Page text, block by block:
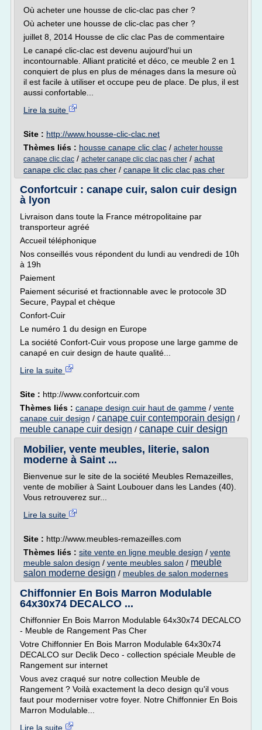
Où acheter une housse de clic-clac pas cher ?
Où acheter une housse de clic-clac pas cher ?
juillet 8, 2014 Housse de clic clac Pas de commentaire
Le canapé clic-clac est devenu aujourd'hui un
incontournable. Alliant praticité et déco, ce meuble 2 en 1
conquiert de plus en plus de ménages dans la mesure où
il est facile à utiliser et occupe peu de place. De plus, il est
aussi confortable...
Lire la suite
Site : http://www.housse-clic-clac.net
Thèmes liés : housse canape clic clac / acheter housse
canape clic clac / acheter canape clic clac pas cher / achat
canape clic clac pas cher / canape lit clic clac pas cher
Confortcuir : canape cuir, salon cuir design
à lyon
Livraison dans toute la France métropolitaine par
transporteur agréé
Accueil téléphonique
Nos conseillés vous répondent du lundi au vendredi de 10h
à 19h
Paiement
Paiement sécurisé et fractionnable avec le protocole 3D
Secure, Paypal et chèque
Confort-Cuir
Le numéro 1 du design en Europe
La société Confort-Cuir vous propose une large gamme de
canapé en cuir design de haute qualité...
Lire la suite
Site : http://www.confortcuir.com
Thèmes liés : canape design cuir haut de gamme / vente
canape cuir design / canape cuir contemporain design /
meuble canape cuir design / canape cuir design
Mobilier, vente meubles, literie, salon
moderne à Saint ...
Bienvenue sur le site de la société Meubles Remazeilles,
vente de mobilier à Saint Loubouer dans les Landes (40).
Vous retrouverez sur...
Lire la suite
Site : http://www.meubles-remazeilles.com
Thèmes liés : site vente en ligne meuble design / vente
meuble salon design / vente meubles salon / meuble
salon moderne design / meubles de salon modernes
Chiffonnier En Bois Marron Modulable
64x30x74 DECALCO ...
Chiffonnier En Bois Marron Modulable 64x30x74 DECALCO
- Meuble de Rangement Pas Cher
Votre Chiffonnier En Bois Marron Modulable 64x30x74
DECALCO sur Declik Deco - collection spéciale Meuble de
Rangement sur internet
Vous avez craqué sur notre collection Meuble de
Rangement ? Voilà exactement la deco design qu'il vous
faut pour moderniser votre foyer. Notre Chiffonnier En Bois
Marron Modulable...
Lire la suite